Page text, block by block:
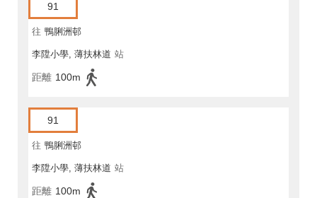
91
往 鴨脷洲邨
李陞小學, 薄扶林道 站
距離 100m
91
往 鴨脷洲邨
李陞小學, 薄扶林道 站
距離 100m